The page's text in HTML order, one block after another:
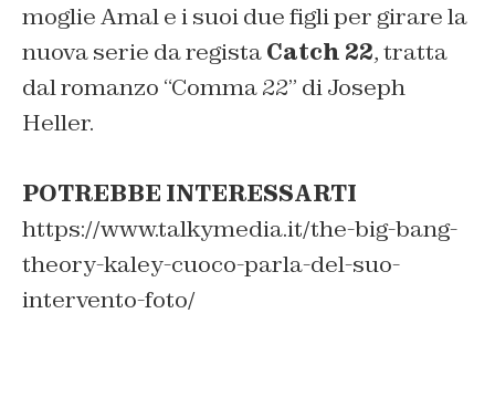
moglie Amal e i suoi due figli per girare la
nuova serie da registaCatch 22, tratta
dal romanzo “Comma 22” di Joseph
Heller.
POTREBBE INTERESSARTI
https://www.talkymedia.it/the-big-bang-
theory-kaley-cuoco-parla-del-suo-
intervento-foto/